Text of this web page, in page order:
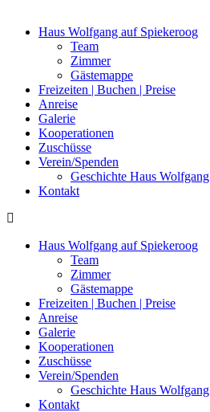
Haus Wolfgang auf Spiekeroog
Team
Zimmer
Gästemappe
Freizeiten | Buchen | Preise
Anreise
Galerie
Kooperationen
Zuschüsse
Verein/Spenden
Geschichte Haus Wolfgang
Kontakt
Haus Wolfgang auf Spiekeroog
Team
Zimmer
Gästemappe
Freizeiten | Buchen | Preise
Anreise
Galerie
Kooperationen
Zuschüsse
Verein/Spenden
Geschichte Haus Wolfgang
Kontakt